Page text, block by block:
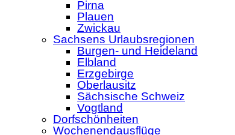
Pirna
Plauen
Zwickau
Sachsens Urlaubsregionen
Burgen- und Heideland
Elbland
Erzgebirge
Oberlausitz
Sächsische Schweiz
Vogtland
Dorfschönheiten
Wochenendausflüge